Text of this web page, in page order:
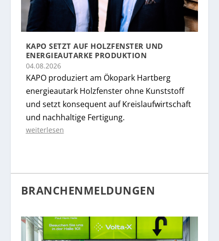
KAPO SETZT AUF HOLZFENSTER UND
ENERGIEAUTARKE PRODUKTION
04.08.2026
KAPO produziert am Ökopark Hartberg
energieautark Holzfenster ohne Kunststoff
und setzt konsequent auf Kreislaufwirtschaft
und nachhaltige Fertigung.
weiterlesen
BRANCHENMELDUNGEN